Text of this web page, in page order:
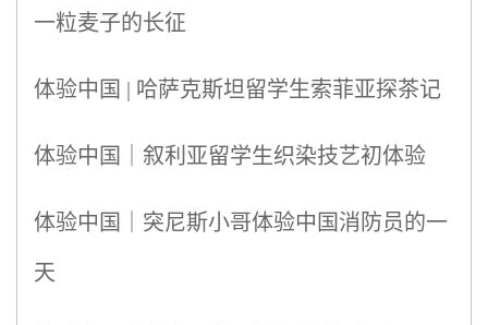
一粒麦子的长征
体验中国 | 哈萨克斯坦留学生索菲亚探茶记
体验中国｜叙利亚留学生织染技艺初体验
体验中国｜突尼斯小哥体验中国消防员的一
天